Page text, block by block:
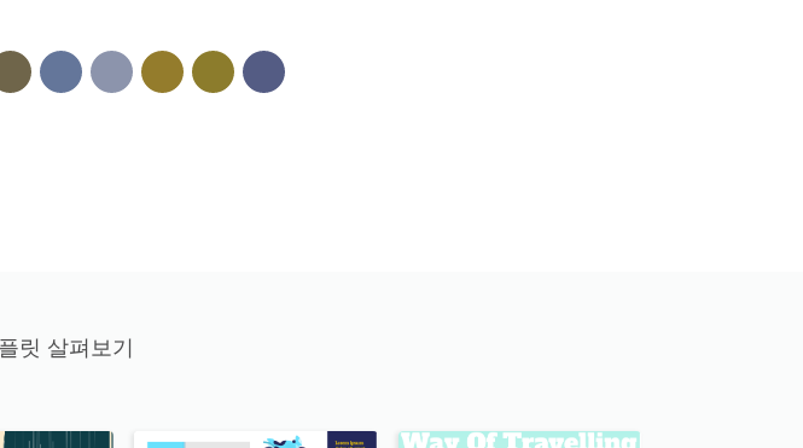
릿 살펴보기